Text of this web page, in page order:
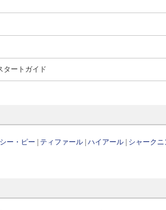
タートガイド
ー・ピー ティファール |ハイアール シャークニ